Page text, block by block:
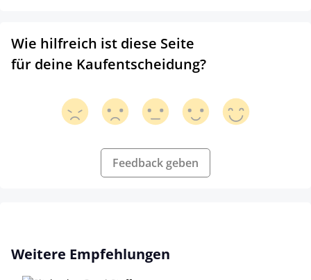
Wie hilfreich ist diese Seite
für deine Kaufentscheidung?
Feedback geben
Produktgalerie überspringen
Weitere Empfehlungen